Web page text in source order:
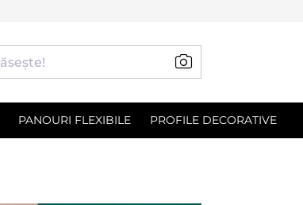
PANOURI FLEXIBILE PROFILE DECORATIVE